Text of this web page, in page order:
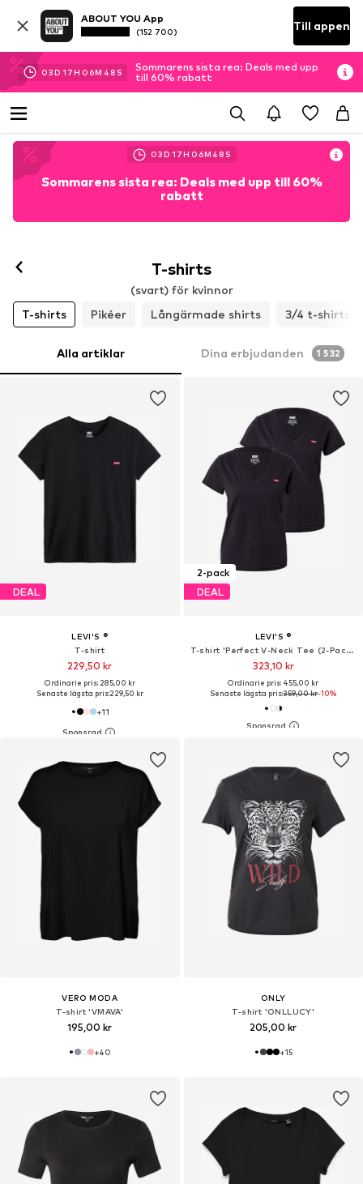
ABOUT YOU App
(152 700) Till appen
03D 17H 06M 46 S
Sommarens sista rea: Deals med upp
till 60% rabatt
03D 17H 06M 46 S
Sommarens sista rea: Deals med upp till 60%
rabatt
T-shirts
(svart) för kvinnor
T-shirts
Pikéer Långärmade shirts 3/4 t-shirts
Alla artiklar Dina erbjudanden 1 532
DEAL
LEVI'S ®
T-shirt
229,50 kr
Ordinarie pris: 285,00 kr
Senaste lägsta pris:229,50 kr
+11
2-pack
DEAL
LEVI'S ®
T-shirt 'Perfect V-Neck Tee (2-Pack)'
323,10 kr
Ordinarie pris: 455,00 kr
Senaste lägsta pris:359,00 kr-10%
VERO MODA
T-shirt 'VMAVA'
195,00 kr
+40
ONLY
T-shirt 'ONLLUCY'
205,00 kr
+15